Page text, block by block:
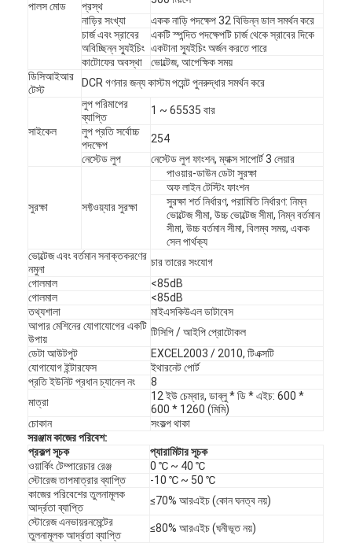
আমাদের সম্বন্ধে
কারখানা পরিদর্শন
গুণমান নিয়ন্ত্রণ
আমাদের সাথে যোগাযোগ
বৈদ্যুতিক সরঞ্জাম পরীক্ষার সরঞ্জাম
শক্তি দক্ষতা ল্যাব
যানবাহন পরীক্ষার সরঞ্জাম
ব্যাটারি পরীক্ষার সরঞ্জাম
বৈদ্যুতিক ল্যাবের জন্য পরীক্ষার সরঞ্জাম
লাইফ পরীক্ষক স্যুইচ করুন
নেতৃত্বে পরীক্ষার সরঞ্জাম
জল ইনগ্রিজ টেস্টিং সরঞ্জাম
পরিবেশগত পরীক্ষা চেম্বার
পালস মোড প্রস্থ
নাড়ির সংখ্যা
একক নাড়ি পদক্ষেপ 32 বিভিন্ন ডাল সমর্থন করে
চার্জ এবং স্রাবের
অবিচ্ছিন্ন স্যুইচিং
একটি স্পন্দিত পদক্ষেপটি চার্জ থেকে স্রাবের দিকে
একটানা স্যুইচিং অর্জন করতে পারে
কাটোফের অবস্থা
ভোল্টেজ, আপেক্ষিক সময়
ডিসিআইআর
টেস্ট
DCR গণনার জন্য কাস্টম পয়েন্ট পুনরুদ্ধার সমর্থন করে
সাইকেল
লুপ পরিমাপের
ব্যাপ্তি
1 ~ 65535 বার
লুপ প্রতি সর্বোচ্চ
পদক্ষেপ
254
নেস্টেড লুপ
নেস্টেড লুপ ফাংশন, ম্যাক্স সাপোর্ট 3 লেয়ার
সুরক্ষা সফ্টওয়্যার সুরক্ষা
পাওয়ার-ডাউন ডেটা সুরক্ষা
অফ লাইন টেস্টিং ফাংশন
সুরক্ষা শর্ত নির্ধারণ, পরামিতি নির্ধারণ: নিম্ন
ভোল্টেজ সীমা, উচ্চ ভোল্টেজ সীমা, নিম্ন বর্তমান
সীমা, উচ্চ বর্তমান সীমা, বিলম্ব সময়, একক
সেল পার্থক্য
ভোল্টেজ এবং বর্তমান সনাক্তকরণের
নমুনা
চার তারের সংযোগ
গোলমাল
<85dB
গোলমাল
<85dB
তথ্যশালা
মাইএসকিউএল ডাটাবেস
আপার মেশিনের যোগাযোগের একটি
উপায়
টিসিপি / আইপি প্রোটোকল
ডেটা আউটপুট
EXCEL2003 / 2010, টিএক্সটি
যোগাযোগ ইন্টারফেস
ইথারনেট পোর্ট
প্রতি ইউনিট প্রধান চ্যানেল নং
8
মাত্রা
12 ইউ চেম্বার, ডাব্লু * ডি * এইচ: 600 *
600 * 1260 (মিমি)
চোকান
সংকল্প থাকা
সরঞ্জাম কাজের পরিবেশ:
প্রকল্প সূচক
প্যারামিটার সূচক
ওয়ার্কিং টেম্পারেচার রেঞ্জ
0 ℃ ~ 40 ℃
স্টোরেজ তাপমাত্রার ব্যাপ্তি
-10 ℃ ~ 50 ℃
কাজের পরিবেশের তুলনামূলক
আর্দ্রতা ব্যাপ্তি
≤70% আরএইচ (কোন ঘনত্ব নয়)
স্টোরেজ এনভায়রনমেন্টের
তুলনামূলক আর্দ্রতা ব্যাপ্তি
≤80% আরএইচ (ঘনীভূত নয়)